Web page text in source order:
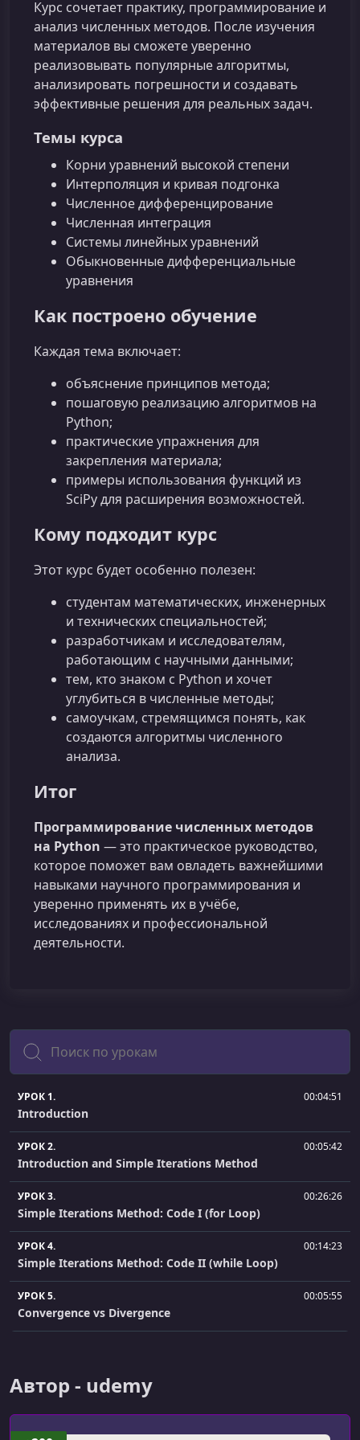
Курс сочетает практику, программирование и
анализ численных методов. После изучения
материалов вы сможете уверенно
реализовывать популярные алгоритмы,
анализировать погрешности и создавать
эффективные решения для реальных задач.
Темы курса
Корни уравнений высокой степени
Интерполяция и кривая подгонка
Численное дифференцирование
Численная интеграция
Системы линейных уравнений
Обыкновенные дифференциальные
уравнения
Как построено обучение
Каждая тема включает:
объяснение принципов метода;
пошаговую реализацию алгоритмов на
Python;
практические упражнения для
закрепления материала;
примеры использования функций из
SciPy для расширения возможностей.
Кому подходит курс
Этот курс будет особенно полезен:
студентам математических, инженерных
и технических специальностей;
разработчикам и исследователям,
работающим с научными данными;
тем, кто знаком с Python и хочет
углубиться в численные методы;
самоучкам, стремящимся понять, как
создаются алгоритмы численного
анализа.
Итог
Программирование численных методов
на Python — это практическое руководство,
которое поможет вам овладеть важнейшими
навыками научного программирования и
уверенно применять их в учёбе,
исследованиях и профессиональной
деятельности.
Поиск
УРОК 1. 00:04:51
Introduction
УРОК 2. 00:05:42
Introduction and Simple Iterations Method
УРОК 3. 00:26:26
Simple Iterations Method: Code I (for Loop)
УРОК 4. 00:14:23
Simple Iterations Method: Code II (while Loop)
УРОК 5. 00:05:55
Convergence vs Divergence
УРОК 7.
Bisection Method: Algorithm
Автор - udemy